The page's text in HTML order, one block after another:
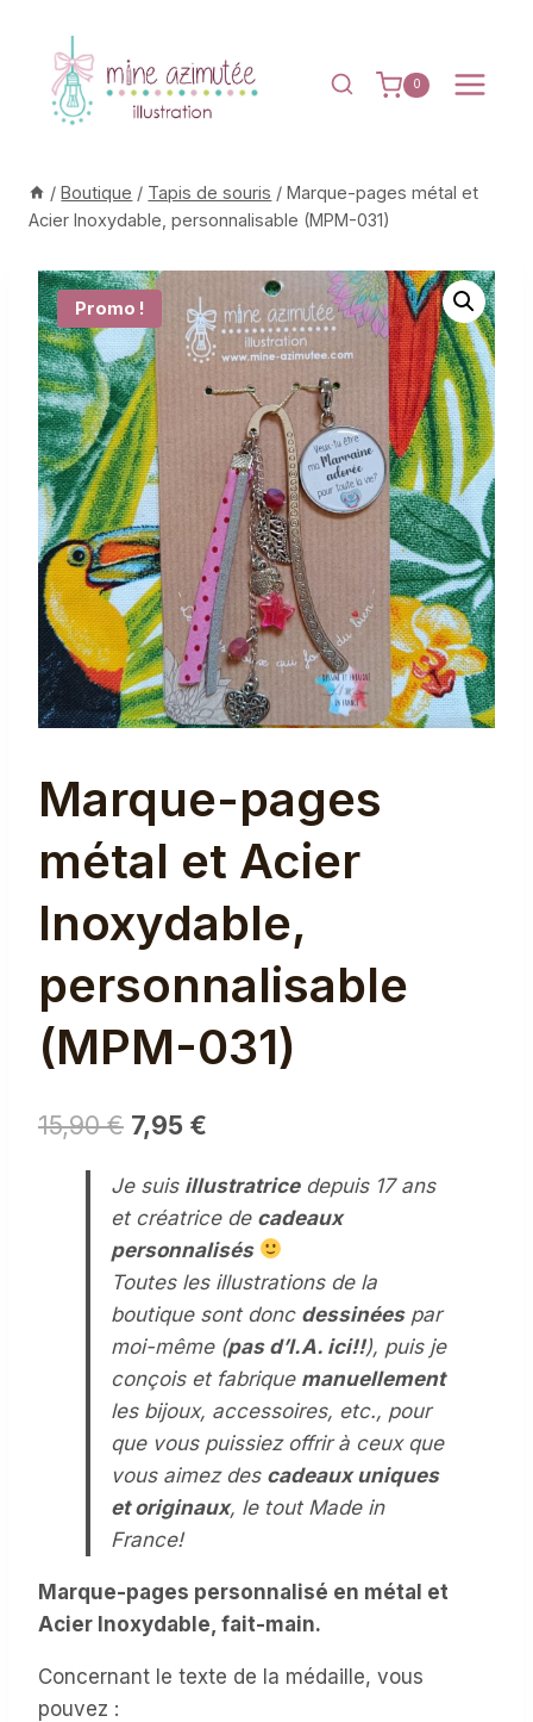
contenu
0
/ Boutique / Tapis de souris / Marque-pages métal et
Acier Inoxydable, personnalisable (MPM-031)
Promo !
Marque-pages
métal et Acier
Inoxydable,
personnalisable
(MPM-031)
15,90€ Le
initial
était :
15,90 €.
7,95 €
actuel
est :
7,95 €.
Je suis illustratricedepuis 17 ans
et créatrice de cadeaux
personnalisés
Toutes les illustrations de la
boutique sont donc dessinéespar
moi-même (pas d’I.A. ici!!), puis je
conçois et fabrique manuellement
les bijoux, accessoires, etc., pour
que vous puissiez offrir à ceux que
vous aimez des cadeaux uniques
et originaux, le tout Made in
France!
Marque-pages personnalisé en métal et
Acier Inoxydable, fait-main.
Concernant le texte de la médaille, vous
pouvez :